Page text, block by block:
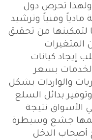
تحرص دول
مادياً وفنياً وترشيد
لتمكينها من تحقيق
المتغيرات
إيجاد كيانات
بسعر
والواردات بشكل
بدائل السلع
الأسواق نتيجة
جشع وسيطرة
أصحاب الدخل